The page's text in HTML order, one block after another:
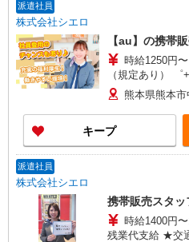
派遣社員
株式会社シエロ
【au】の携帯
時給1250円
（規定あり） ゜+゜・。○。・゜+゜・。○。・゜
+゜ 入社祝い金10万円
頂くと, インセンティ
い・週払い可能
+゜・。○。・゜+
熊本県熊本
キープ
派遣社員
株式会社シエロ
携帯販売スタッ
時給1400円
残業代支給 ★交通